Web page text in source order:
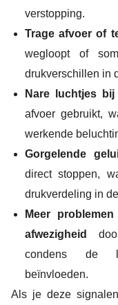
verstopping.
Trage afvoer of
wegloopt of
drukverschillen in
Nare luchtjes
afvoer gebruikt,
werkende
Gorgelende
direct stoppen,
drukverdeling in
Meer
afwezigheid
condens de
beïnvloeden.
Als je deze